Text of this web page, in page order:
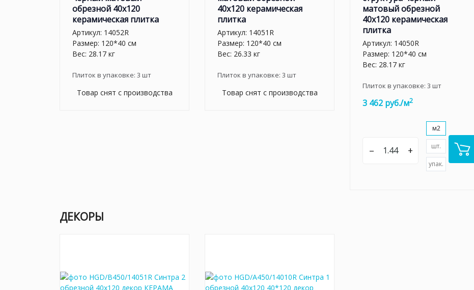
обрезной 40х120
керамическая плитка
Артикул: 14052R
Размер: 120*40 см
Вес: 28.17 кг
Плиток в упаковке: 3 шт
Товар снят с производства
40х120 керамическая
плитка
Артикул: 14051R
Размер: 120*40 см
Вес: 26.33 кг
Плиток в упаковке: 3 шт
Товар снят с производства
матовый обрезной
40х120 керамическая
плитка
Артикул: 14050R
Размер: 120*40 см
Вес: 28.17 кг
Плиток в упаковке: 3 шт
3 462 руб./м2
– +
м2
шт.
упак.
ДЕКОРЫ